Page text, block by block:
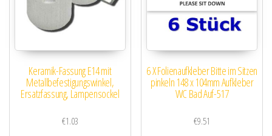
Keramik-Fassung E14 mit
Metallbefestigungswinkel,
Ersatzfassung, Lampensockel
€1.03
6 X Folienaufkleber Bitte im Sitzen
pinkeln 148 x 104mm Aufkleber
WC Bad Auf-517
€9.51